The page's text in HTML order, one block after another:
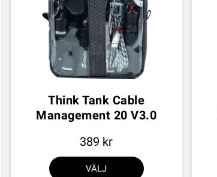
Think Tank Cable
Management 20 V3.0
389
VÄLJ